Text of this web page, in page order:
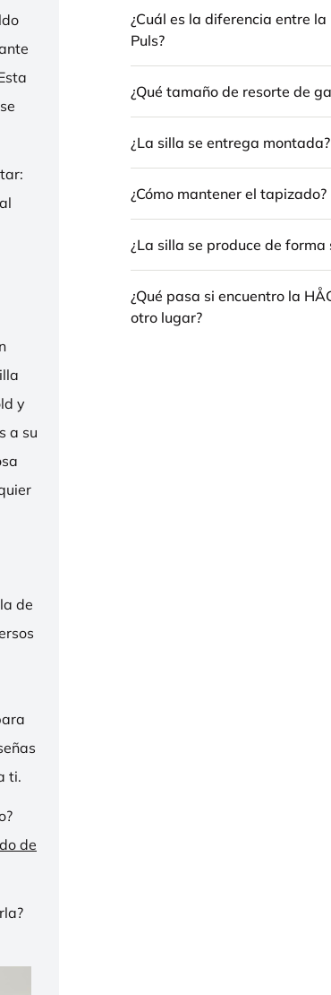
y
a su
de
ti.
de
¿Cuál es la diferencia entre
Puls?
¿Qué tamaño de resorte de
¿La silla se entrega montada?
¿Cómo mantener el tapizado?
¿La silla se produce de forma
¿Qué pasa si encuentro la
otro lugar?